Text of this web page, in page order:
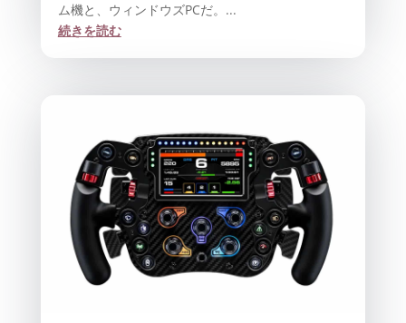
ム機と、ウィンドウズPCだ。...
続きを読む